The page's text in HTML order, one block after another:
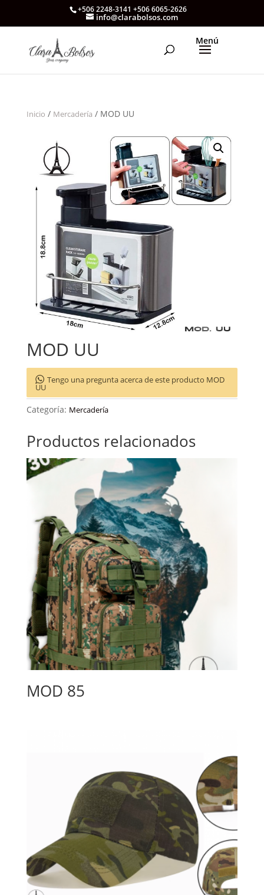
+506 2248-3141 +506 6065-2626
info@clarabolsos.com
Inicio / Mercadería / MOD UU
MOD UU
Tengo una pregunta acerca de este producto MOD
UU
Categoría: Mercadería
Productos relacionados
MOD 85